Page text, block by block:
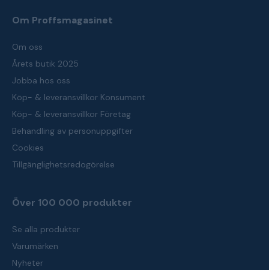
Om Proffsmagasinet
Om oss
Årets butik 2025
Jobba hos oss
Köp- & leveransvillkor Konsument
Köp- & leveransvillkor Företag
Behandling av personuppgifter
Cookies
Tillgänglighetsredogörelse
Över 100 000 produkter
Se alla produkter
Varumärken
Nyheter